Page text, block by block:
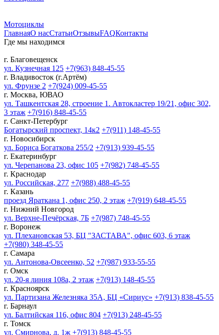
Мотоциклы
ГлавнаяО насСтатьиОтзывыFAQКонтакты
Где мы находимся
г. Благовещенск
ул. Кузнечная 125 +7(963) 848-45-55
г. Владивосток (г.Артём)
ул. Фрунзе 2 +7(924) 009-45-55
г. Москва, ЮВАО
ул. Ташкентская 28, строение 1. Автокластер 19/21, офис 302,
3 этаж +7(916) 848-45-55
г. Санкт-Петербург
Богатырский проспект, 14к2 +7(911) 148-45-55
г. Новосибирск
ул. Бориса Богаткова 255/2 +7(913) 939-45-55
г. Екатеринбург
ул. Черепанова 23, офис 105 +7(982) 748-45-55
г. Краснодар
ул. Российская, 277 +7(988) 488-45-55
г. Казань
проезд Яраткана 1, офис 250, 2 этаж +7(919) 648-45-55
г. Нижний Новгород
ул. Верхне-Печёрская, 7Б +7(987) 748-45-55
г. Воронеж
ул. Плехановская 53, БЦ "ЗАСТАВА", офис 603, 6 этаж
+7(980) 348-45-55
г. Самара
ул. Антонова-Овсеенко, 52 +7(987) 933-55-55
г. Омск
ул. 20-я линия 108а, 2 этаж +7(913) 148-45-55
г. Красноярск
ул. Партизана Железняка 35А, БЦ «Сириус» +7(913) 838-45-55
г. Барнаул
ул. Балтийская 116, офис 804 +7(913) 248-45-55
г. Томск
ул. Смирнова, д. 1ж +7(913) 848-45-55